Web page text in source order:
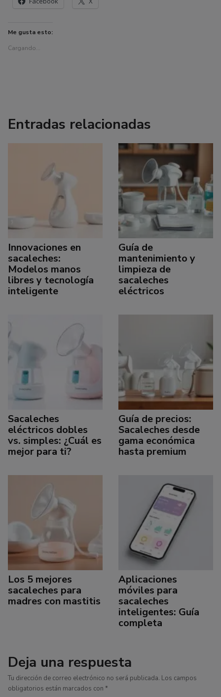
Me gusta esto:
Cargando...
Entradas relacionadas
Innovaciones en
sacaleches:
Modelos manos
libres y tecnología
inteligente
Guía de
mantenimiento y
limpieza de
sacaleches
eléctricos
Sacaleches
eléctricos dobles
vs. simples: ¿Cuál es
mejor para ti?
Guía de precios:
Sacaleches desde
gama económica
hasta premium
Los 5 mejores
sacaleches para
madres con mastitis
Aplicaciones
móviles para
sacaleches
inteligentes: Guía
completa
Deja una respuesta
Tu dirección de correo electrónico no será publicada. Los campos
obligatorios están marcados con *